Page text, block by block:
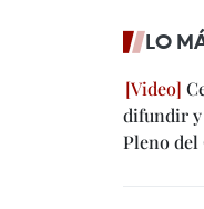
LO
difundir
Pleno del